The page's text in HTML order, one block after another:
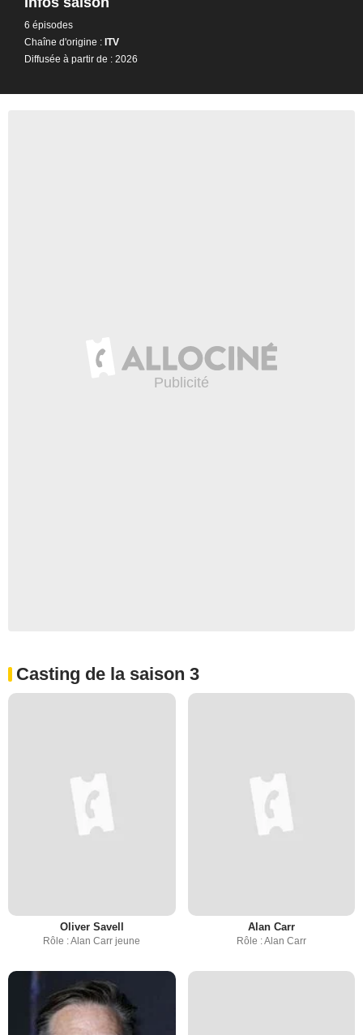
6 épisodes
Chaîne d'origine : ITV
Diffusée à partir de : 2026
Casting de la saison 3
Oliver Savell
Rôle : Alan Carr jeune
Alan Carr
Rôle : Alan Carr